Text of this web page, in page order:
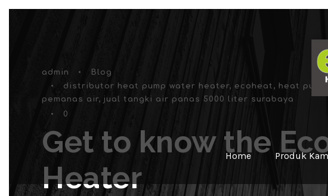
Home Produk
admin •
Blog
•
distributor heat pump water heater, ecoheat , heat pump
pemanas air, jual tangki air panas 5000 liter surabaya
•
0
Get to know the
Heater